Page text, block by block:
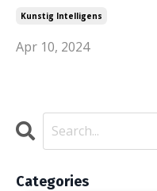
Kunstig Intelligens
Apr 10, 2024
Categories